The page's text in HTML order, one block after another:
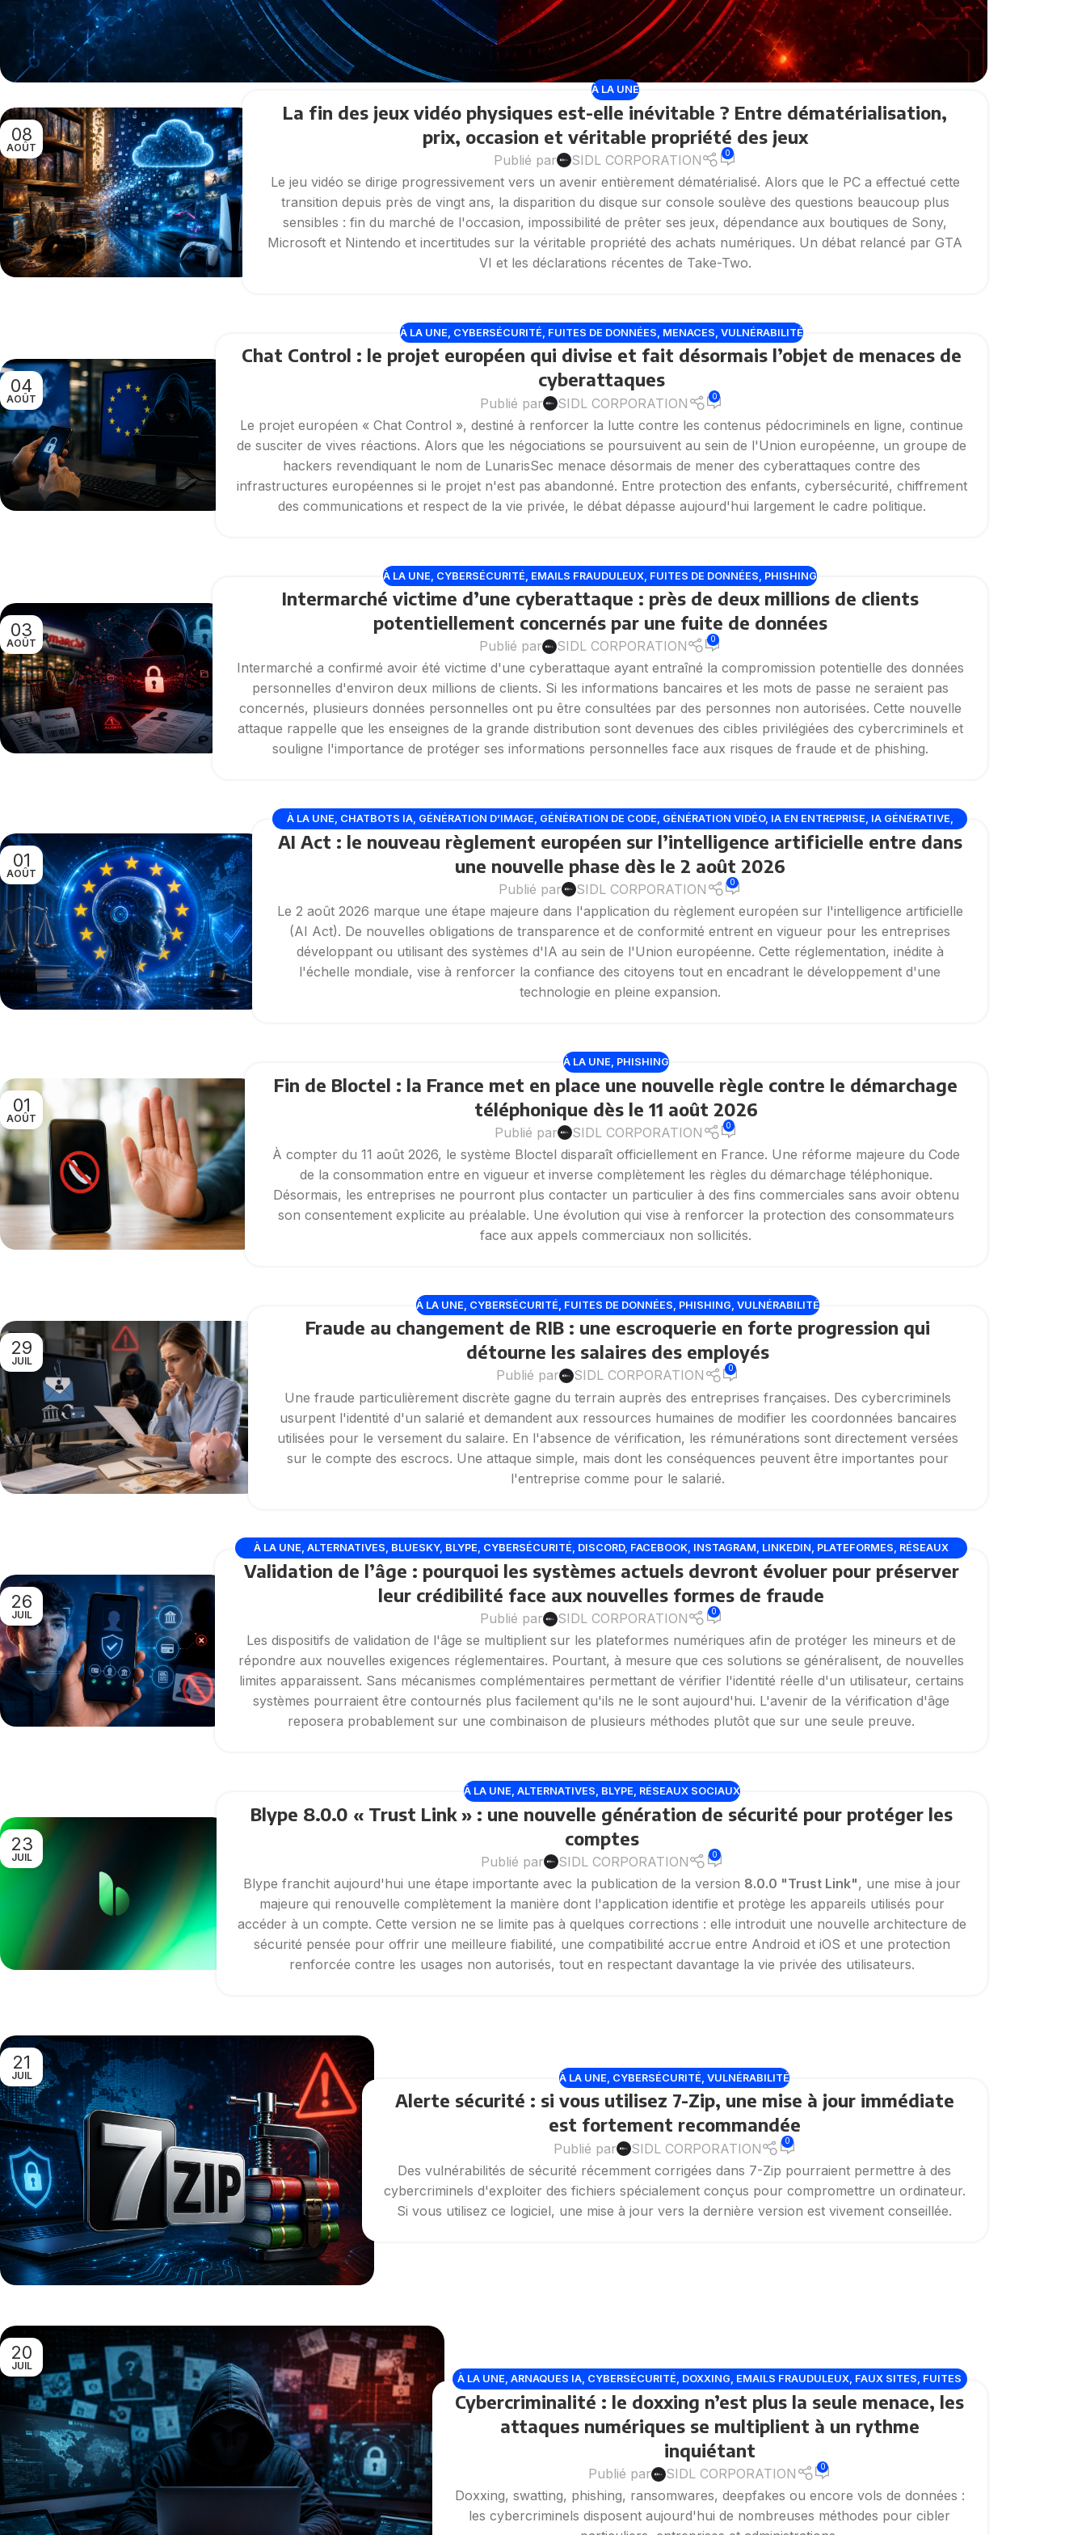
08
AOÛT
À LA UNE
La fin des jeux vidéo physiques est-elle inévitable ? Entre dématérialisation,
prix, occasion et véritable propriété des jeux
Publié par SIDL CORPORATION 0
Le jeu vidéo se dirige progressivement vers un avenir entièrement dématérialisé. Alors que le PC a effectué cette
transition depuis près de vingt ans, la disparition du disque sur console soulève des questions beaucoup plus
sensibles : fin du marché de l'occasion, impossibilité de prêter ses jeux, dépendance aux boutiques de Sony,
Microsoft et Nintendo et incertitudes sur la véritable propriété des achats numériques. Un débat relancé par GTA
VI et les déclarations récentes de Take-Two.
04
AOÛT
À LA UNE CYBERSÉCURITÉ FUITES DE DONNÉES MENACES VULNÉRABILITÉ
Chat Control : le projet européen qui divise et fait désormais l’objet de menaces de
cyberattaques
Publié par SIDL CORPORATION 0
Le projet européen « Chat Control », destiné à renforcer la lutte contre les contenus pédocriminels en ligne, continue
de susciter de vives réactions. Alors que les négociations se poursuivent au sein de l'Union européenne, un groupe de
hackers revendiquant le nom de LunarisSec menace désormais de mener des cyberattaques contre des
infrastructures européennes si le projet n'est pas abandonné. Entre protection des enfants, cybersécurité, chiffrement
des communications et respect de la vie privée, le débat dépasse aujourd'hui largement le cadre politique.
03
AOÛT
À LA UNE CYBERSÉCURITÉ EMAILS FRAUDULEUX FUITES DE DONNÉES PHISHING
Intermarché victime d’une cyberattaque : près de deux millions de clients
potentiellement concernés par une fuite de données
Publié par SIDL CORPORATION 0
Intermarché a confirmé avoir été victime d'une cyberattaque ayant entraîné la compromission potentielle des données
personnelles d'environ deux millions de clients. Si les informations bancaires et les mots de passe ne seraient pas
concernés, plusieurs données personnelles ont pu être consultées par des personnes non autorisées. Cette nouvelle
attaque rappelle que les enseignes de la grande distribution sont devenues des cibles privilégiées des cybercriminels et
souligne l'importance de protéger ses informations personnelles face aux risques de fraude et de phishing.
01
AOÛT
À LA UNE, CHATBOTS IA, GÉNÉRATION D’IMAGE, GÉNÉRATION DE CODE, GÉNÉRATION VIDÉO, IA EN ENTREPRISE, IA GÉNÉRATIVE,
INTELLIGENCE ARTIFICIELLE, OPENAI,RÉGULATION DE L’IA
AI Act : le nouveau règlement européen sur l’intelligence artificielle entre dans
une nouvelle phase dès le 2 août 2026
Publié par SIDL CORPORATION 0
Le 2 août 2026 marque une étape majeure dans l'application du règlement européen sur l'intelligence artificielle
(AI Act). De nouvelles obligations de transparence et de conformité entrent en vigueur pour les entreprises
développant ou utilisant des systèmes d'IA au sein de l'Union européenne. Cette réglementation, inédite à
l'échelle mondiale, vise à renforcer la confiance des citoyens tout en encadrant le développement d'une
technologie en pleine expansion.
01
AOÛT
À LA UNE PHISHING
Fin de Bloctel : la France met en place une nouvelle règle contre le démarchage
téléphonique dès le 11 août 2026
Publié par SIDL CORPORATION 0
À compter du 11 août 2026, le système Bloctel disparaît officiellement en France. Une réforme majeure du Code
de la consommation entre en vigueur et inverse complètement les règles du démarchage téléphonique.
Désormais, les entreprises ne pourront plus contacter un particulier à des fins commerciales sans avoir obtenu
son consentement explicite au préalable. Une évolution qui vise à renforcer la protection des consommateurs
face aux appels commerciaux non sollicités.
29
JUIL
À LA UNE CYBERSÉCURITÉ FUITES DE DONNÉES PHISHING ,VULNÉRABILITÉ
Fraude au changement de RIB : une escroquerie en forte progression qui
détourne les salaires des employés
Publié par SIDL CORPORATION 0
Une fraude particulièrement discrète gagne du terrain auprès des entreprises françaises. Des cybercriminels
usurpent l'identité d'un salarié et demandent aux ressources humaines de modifier les coordonnées bancaires
utilisées pour le versement du salaire. En l'absence de vérification, les rémunérations sont directement versées
sur le compte des escrocs. Une attaque simple, mais dont les conséquences peuvent être importantes pour
l'entreprise comme pour le salarié.
26
JUIL
À LA UNE,ALTERNATIVES, BLUESKY, BLYPE, CYBERSÉCURITÉ, DISCORD, FACEBOOK, INSTAGRAM, LINKEDIN, PLATEFORMES, RÉSEAUX
SOCIAUX ,TIKTOK,TWITCH,X TWITTER
Validation de l’âge : pourquoi les systèmes actuels devront évoluer pour préserver
leur crédibilité face aux nouvelles formes de fraude
Publié par SIDL CORPORATION 0
Les dispositifs de validation de l'âge se multiplient sur les plateformes numériques afin de protéger les mineurs et de
répondre aux nouvelles exigences réglementaires. Pourtant, à mesure que ces solutions se généralisent, de nouvelles
limites apparaissent. Sans mécanismes complémentaires permettant de vérifier l'identité réelle d'un utilisateur, certains
systèmes pourraient être contournés plus facilement qu'ils ne le sont aujourd'hui. L'avenir de la vérification d'âge
reposera probablement sur une combinaison de plusieurs méthodes plutôt que sur une seule preuve.
23
JUIL
À LA UNE, ALTERNATIVES, BLYPE, RÉSEAUX SOCIAUX
Blype 8.0.0 « Trust Link » : une nouvelle génération de sécurité pour protéger les
comptes
Publié par SIDL CORPORATION 0
Blype franchit aujourd'hui une étape importante avec la publication de la version 8.0.0 "Trust Link", une mise à jour
majeure qui renouvelle complètement la manière dont l'application identifie et protège les appareils utilisés pour
accéder à un compte. Cette version ne se limite pas à quelques corrections : elle introduit une nouvelle architecture de
sécurité pensée pour offrir une meilleure fiabilité, une compatibilité accrue entre Android et iOS et une protection
renforcée contre les usages non autorisés, tout en respectant davantage la vie privée des utilisateurs.
21
JUIL À LA UNE CYBERSÉCURITÉ ,VULNÉRABILITÉ
Alerte sécurité : si vous utilisez 7-Zip, une mise à jour immédiate
est fortement recommandée
Publié par SIDL CORPORATION 0
Des vulnérabilités de sécurité récemment corrigées dans 7-Zip pourraient permettre à des
cybercriminels d'exploiter des fichiers spécialement conçus pour compromettre un ordinateur.
Si vous utilisez ce logiciel, une mise à jour vers la dernière version est vivement conseillée.
20
JUIL
À LA UNE,ARNAQUES IA, CYBERSÉCURITÉ, DOXXING, EMAILS FRAUDULEUX, FAUX SITES, FUITES
DE DONNÉES ,MALWARE,MENACES,PHISHING VULNÉRABILITÉ
Cybercriminalité : le doxxing n’est plus la seule menace, les
attaques numériques se multiplient à un rythme
inquiétant
Publié par SIDL CORPORATION 0
Doxxing, swatting, phishing, ransomwares, deepfakes ou encore vols de données :
les cybercriminels disposent aujourd'hui de nombreuses méthodes pour cibler